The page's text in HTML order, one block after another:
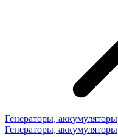
Генераторы, аккумуляторы
Генераторы, аккумуляторы